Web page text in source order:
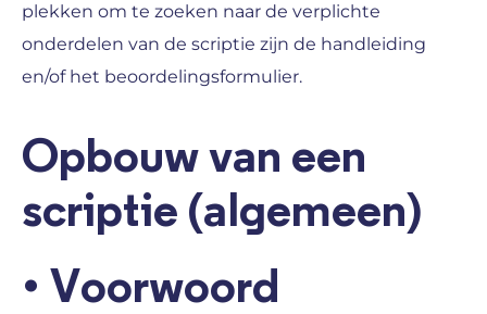
plekken om te zoeken naar de verplichte
onderdelen van de scriptie zijn de handleiding
en/of het beoordelingsformulier.
Opbouw van een
scriptie (algemeen)
• Voorwoord